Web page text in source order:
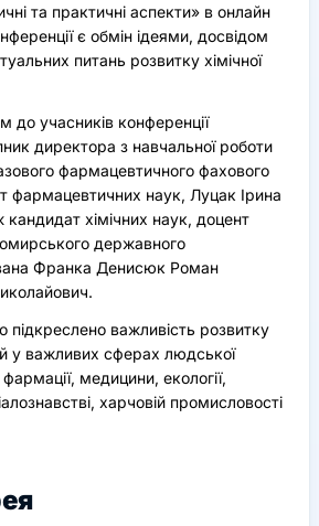
та практичні аспекти» в онлайн
є обмін ідеями, досвідом
питань розвитку хімічної
до учасників конференції
директора з навчальної роботи
фармацевтичного фахового
фармацевтичних наук, Луцак Ірина
кандидат хімічних наук, доцент
державного
Франка Денисюк Роман
підкреслено важливість розвитку
у важливих сферах людської
медицини, екології,
харчовій промисловості